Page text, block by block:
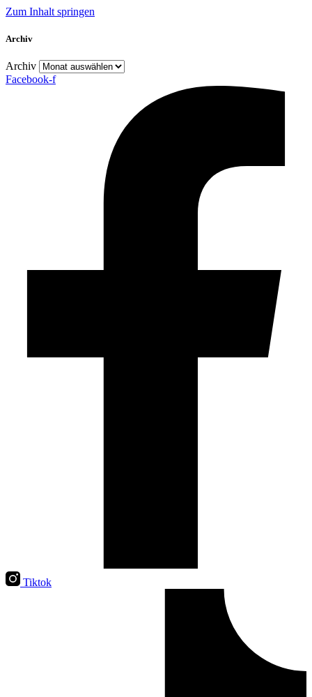
Zum Inhalt springen
Archiv
Archiv
Facebook-f
Tiktok